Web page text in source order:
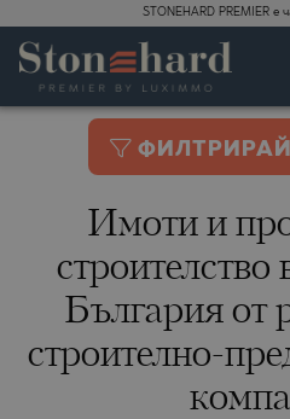
STONEHARD PREMIER е
Имоти и
строителство
България от
строително-